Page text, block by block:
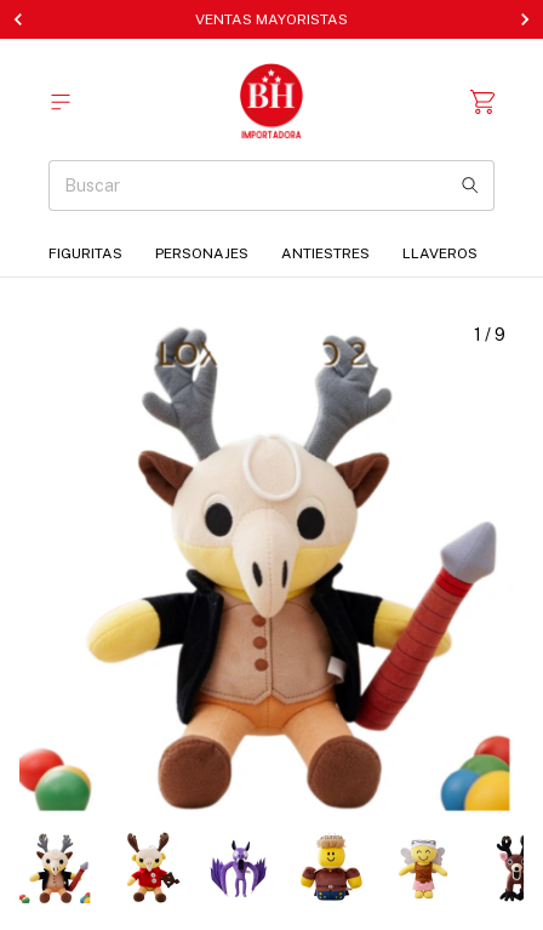
VENTAS MAYORISTAS
FIGURITAS PERSONAJES ANTIESTRES LLAVEROS
1 /9